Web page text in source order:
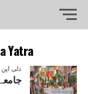
Yatra"
دلی
جامعہ